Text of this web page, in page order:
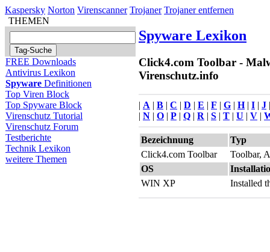
Kaspersky Norton Virenscanner Trojaner Trojaner entfernen
THEMEN
FREE Downloads
Antivirus Lexikon
Spyware Definitionen
Top Viren Block
Top Spyware Block
Virenschutz Tutorial
Virenschutz Forum
Testberichte
Technik Lexikon
weitere Themen
Spyware Lexikon
Click4.com Toolbar -
Virenschutz.info
| A | B | C | D | E | F | G | H| I | J
| N | O | P | Q | R | S | T | U | V |
Bezeichnung
Typ
Click4.com Toolbar
Toolbar,
OS
WIN XP
Installed